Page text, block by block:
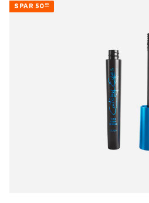
SPAR 50 00